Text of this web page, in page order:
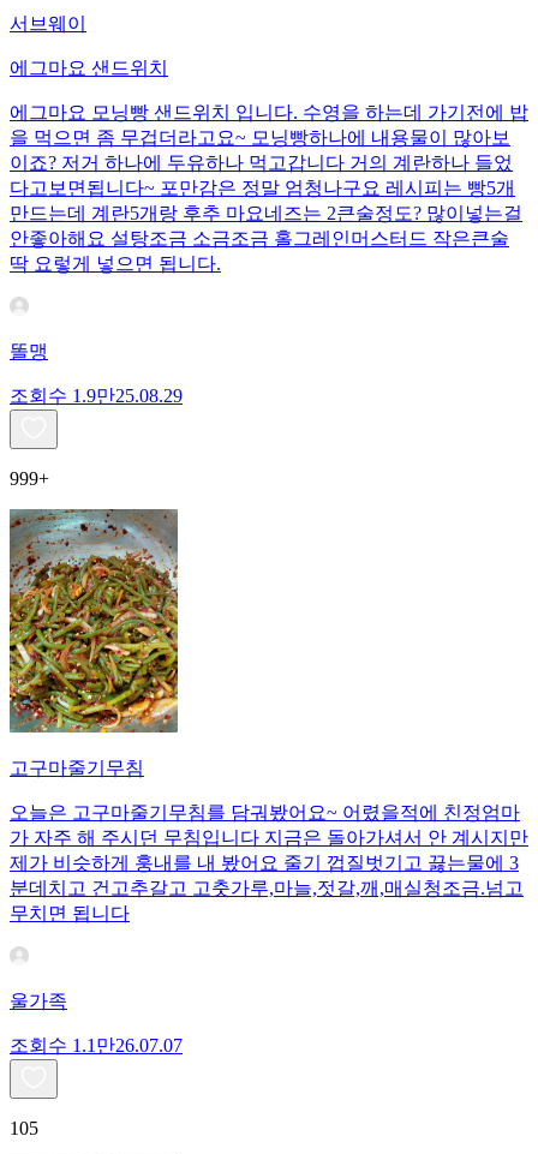
서브웨이
에그마요 샌드위치
에그마요 모닝빵 샌드위치 입니다. 수영을 하는데 가기전에 밥
을 먹으면 좀 무겁더라고요~ 모닝빵하나에 내용물이 많아보
이죠? 저거 하나에 두유하나 먹고갑니다 거의 계란하나 들었
다고보면됩니다~ 포만감은 정말 엄청나구요 레시피는 빵5개
만드는데 계란5개랑 후추 마요네즈는 2큰술정도? 많이넣는걸
안좋아해요 설탕조금 소금조금 홀그레인머스터드 작은큰술
딱 요렇게 넣으면 됩니다.
똘맹
조회수 1.9만25.08.29
999+
고구마줄기무침
오늘은 고구마줄기무침를 담궈봤어요~ 어렸을적에 친정엄마
가 자주 해 주시던 무침입니다 지금은 돌아가셔서 안 계시지만
제가 비슷하게 훙내를 내 봤어요 줄기 껍질벗기고 끓는물에 3
분데치고 건고추갈고 고춧가루,마늘,젓갈,깨,매실청조금.넘고
무치면 됩니다
울가족
조회수 1.1만26.07.07
105